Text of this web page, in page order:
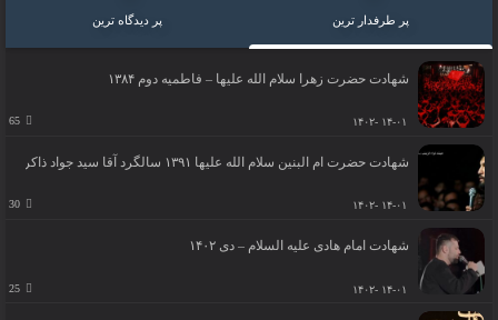
پر طرفدار ترین پر دیدگاه ترین
شهادت حضرت زهرا سلام الله علیها – فاطمیه دوم ۱۳۸۴
۱۴-۰۱ -۱۴۰۲ 65
شهادت حضرت ام البنین سلام الله علیها ۱۳۹۱ سالگرد آقا سید جواد ذاکر
۱۴-۰۱ -۱۴۰۲ 30
شهادت امام هادی علیه السلام – دی ۱۴۰۲
۱۴-۰۱ -۱۴۰۲ 25